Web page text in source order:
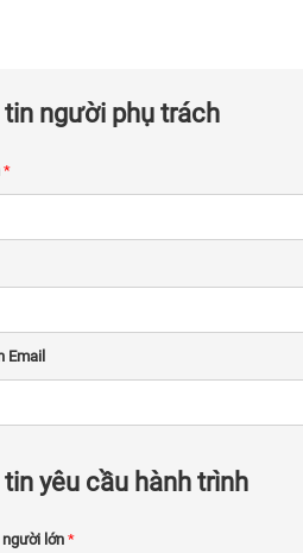
người phụ trách
*
Email
yêu cầu hành trình
lớn *